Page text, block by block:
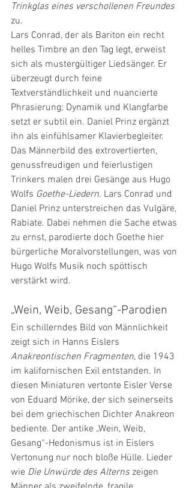
Trinkglas eines verschollenen Freundes
zu.
Lars Conrad, der als Bariton ein recht
helles Timbre an den Tag legt, erweist
sich als mustergültiger Liedsänger. Er
überzeugt durch feine
Textverständlichkeit und nuancierte
Phrasierung; Dynamik und Klangfarbe
setzt er subtil ein. Daniel Prinz ergänzt
ihn als einfühlsamer Klavierbegleiter.
Das Männerbild des extrovertierten,
genussfreudigen und feierlustigen
Trinkers malen drei Gesänge aus Hugo
Wolfs Goethe-Liedern. Lars Conrad und
Daniel Prinz unterstreichen das Vulgäre,
Rabiate. Dabei nehmen die Sache etwas
zu ernst, parodierte doch Goethe hier
bürgerliche Moralvorstellungen, was von
Hugo Wolfs Musik noch spöttisch
verstärkt wird.
„Wein, Weib, Gesang“-Parodien
Ein schillerndes Bild von Männlichkeit
zeigt sich in Hanns Eislers
Anakreontischen Fragmenten, die 1943
im kalifornischen Exil entstanden. In
diesen Miniaturen vertonte Eisler Verse
von Eduard Mörike, der sich seinerseits
bei dem griechischen Dichter Anakreon
bediente. Der antike „Wein, Weib,
Gesang“-Hedonismus ist in Eislers
Vertonung nur noch bloße Hülle. Lieder
wie Die Unwürde des Alterns zeigen